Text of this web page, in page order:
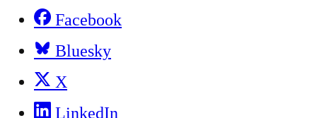
Facebook
Bluesky
X
LinkedIn